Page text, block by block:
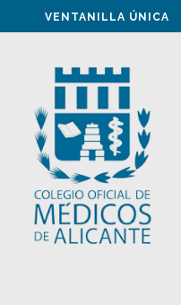
VENTANILLA ÚNICA